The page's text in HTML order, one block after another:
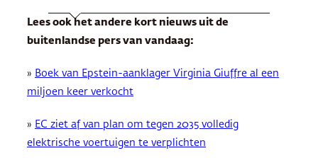
Lees ook het andere kort nieuws uit de
buitenlandse pers van vandaag:
» Boek van Epstein-aanklager Virginia Giuffre al een
miljoen keer verkocht
» EC ziet af van plan om tegen 2035 volledig
elektrische voertuigen te verplichten